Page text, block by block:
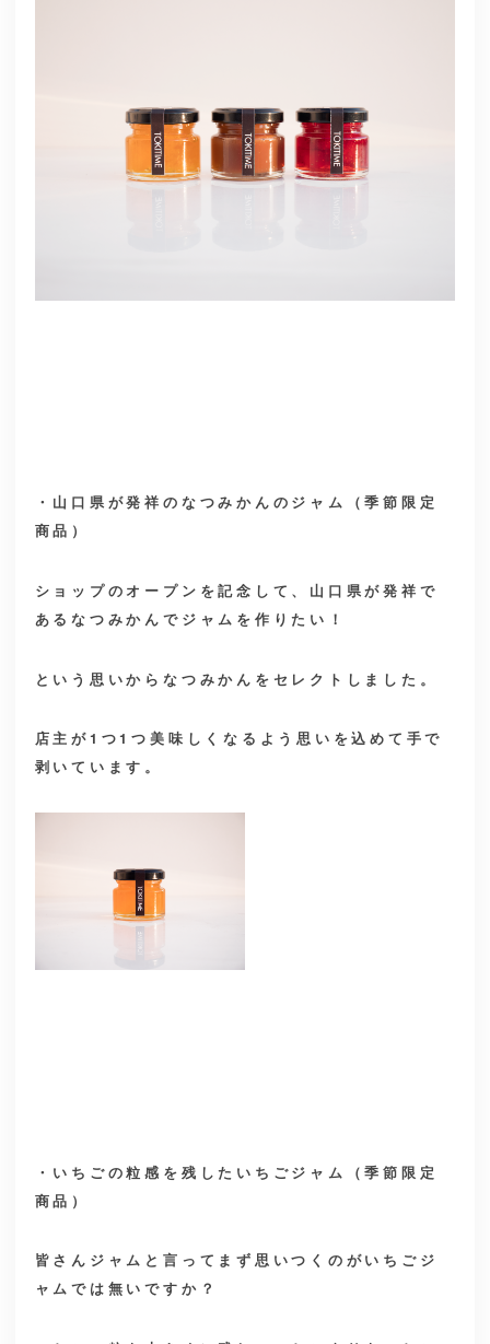
・山口県が発祥のなつみかんのジャム（季節限定
商品）
ショップのオープンを記念して、山口県が発祥で
あるなつみかんでジャムを作りたい！
という思いからなつみかんをセレクトしました。
店主が1つ1つ美味しくなるよう思いを込めて手で
剥いています。
・いちごの粒感を残したいちごジャム（季節限定
商品）
皆さんジャムと言ってまず思いつくのがいちごジ
ャムでは無いですか？